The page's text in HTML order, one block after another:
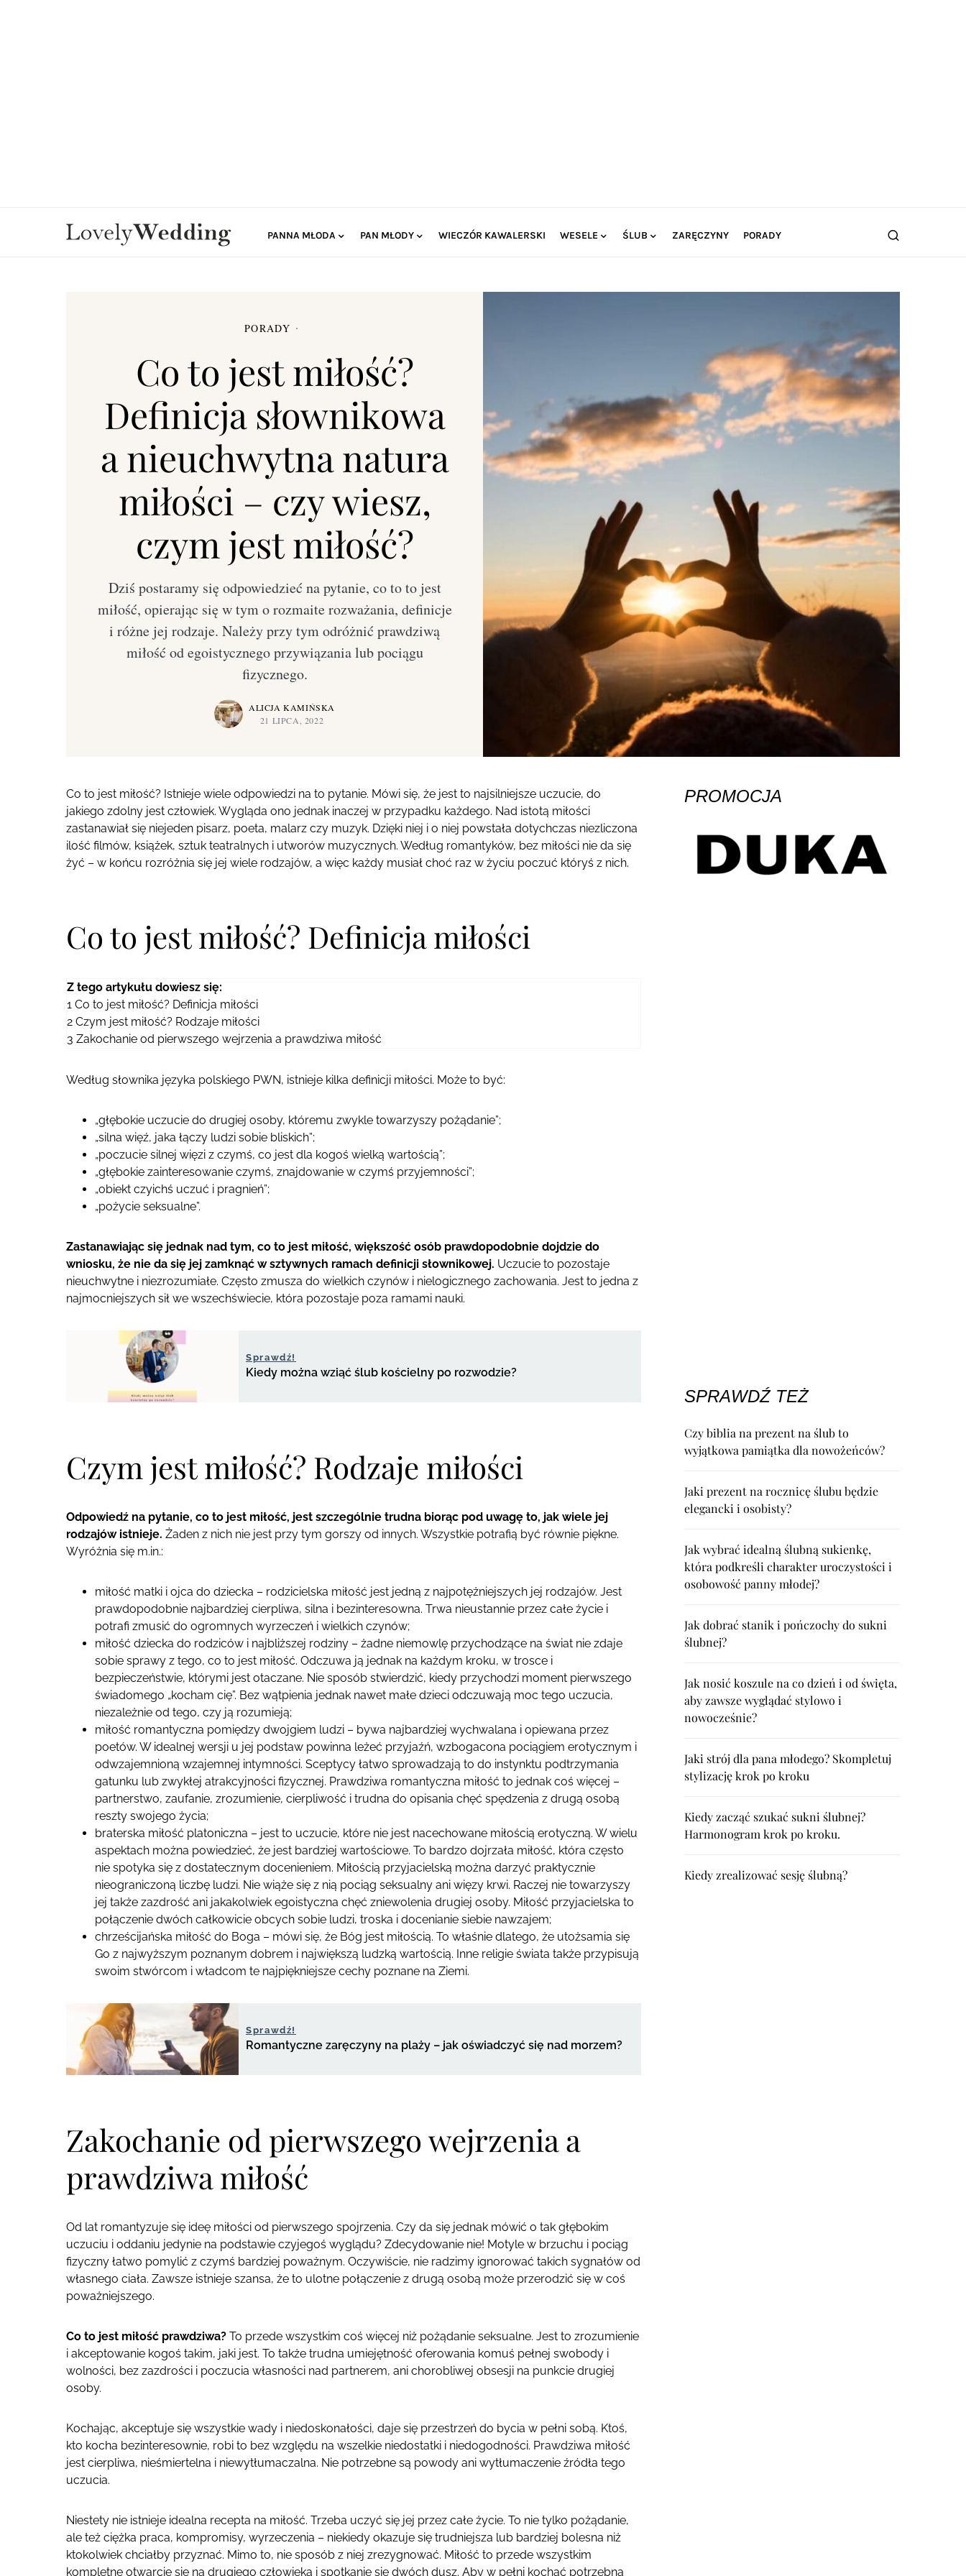
PANNA MŁODA PAN MŁODY WIECZÓR KAWALERSKI WESELE ŚLUB ZARĘCZYNY PORADY
PORADY
Co to jest miłość?
Definicja słownikowa
a nieuchwytna natura
miłości – czy wiesz,
czym jest miłość?
Dziś postaramy się odpowiedzieć na pytanie, co to to jest
miłość, opierając się w tym o rozmaite rozważania, definicje
i różne jej rodzaje. Należy przy tym odróżnić prawdziwą
miłość od egoistycznego przywiązania lub pociągu
fizycznego.
ALICJA KAMIŃSKA
21 LIPCA, 2022
Co to jest miłość? Istnieje wiele odpowiedzi na to pytanie. Mówi się, że jest to najsilniejsze uczucie, do
jakiego zdolny jest człowiek. Wygląda ono jednak inaczej w przypadku każdego. Nad istotą miłości
zastanawiał się niejeden pisarz, poeta, malarz czy muzyk. Dzięki niej i o niej powstała dotychczas niezliczona
ilość filmów, książek, sztuk teatralnych i utworów muzycznych. Według romantyków, bez miłości nie da się
żyć – w końcu rozróżnia się jej wiele rodzajów, a więc każdy musiał choć raz w życiu poczuć któryś z nich.
Co to jest miłość? Definicja miłości
Z tego artykułu dowiesz się:
1 Co to jest miłość? Definicja miłości
2 Czym jest miłość? Rodzaje miłości
3 Zakochanie od pierwszego wejrzenia a prawdziwa miłość
Według słownika języka polskiego PWN, istnieje kilka definicji miłości. Może to być:
„głębokie uczucie do drugiej osoby, któremu zwykle towarzyszy pożądanie”;
„silna więź, jaka łączy ludzi sobie bliskich”;
„poczucie silnej więzi z czymś, co jest dla kogoś wielką wartością”;
„głębokie zainteresowanie czymś, znajdowanie w czymś przyjemności”;
„obiekt czyichś uczuć i pragnień”;
„pożycie seksualne”.
Zastanawiając się jednak nad tym, co to jest miłość, większość osób prawdopodobnie dojdzie do
wniosku, że nie da się jej zamknąć w sztywnych ramach definicji słownikowej. Uczucie to pozostaje
nieuchwytne i niezrozumiałe. Często zmusza do wielkich czynów i nielogicznego zachowania. Jest to jedna z
najmocniejszych sił we wszechświecie, która pozostaje poza ramami nauki.
Sprawdź!
Kiedy można wziąć ślub kościelny po rozwodzie?
Czym jest miłość? Rodzaje miłości
Odpowiedź na pytanie, co to jest miłość, jest szczególnie trudna biorąc pod uwagę to, jak wiele jej
rodzajów istnieje. Żaden z nich nie jest przy tym gorszy od innych. Wszystkie potrafią być równie piękne.
Wyróżnia się m.in.:
miłość matki i ojca do dziecka – rodzicielska miłość jest jedną z najpotężniejszych jej rodzajów. Jest
prawdopodobnie najbardziej cierpliwa, silna i bezinteresowna. Trwa nieustannie przez całe życie i
potrafi zmusić do ogromnych wyrzeczeń i wielkich czynów;
miłość dziecka do rodziców i najbliższej rodziny – żadne niemowlę przychodzące na świat nie zdaje
sobie sprawy z tego, co to jest miłość. Odczuwa ją jednak na każdym kroku, w trosce i
bezpieczeństwie, którymi jest otaczane. Nie sposób stwierdzić, kiedy przychodzi moment pierwszego
świadomego „kocham cię”. Bez wątpienia jednak nawet małe dzieci odczuwają moc tego uczucia,
niezależnie od tego, czy ją rozumieją;
miłość romantyczna pomiędzy dwojgiem ludzi – bywa najbardziej wychwalana i opiewana przez
poetów. W idealnej wersji u jej podstaw powinna leżeć przyjaźń, wzbogacona pociągiem erotycznym i
odwzajemnioną wzajemnej intymności. Sceptycy łatwo sprowadzają to do instynktu podtrzymania
gatunku lub zwykłej atrakcyjności fizycznej. Prawdziwa romantyczna miłość to jednak coś więcej –
partnerstwo, zaufanie, zrozumienie, cierpliwość i trudna do opisania chęć spędzenia z drugą osobą
reszty swojego życia;
braterska miłość platoniczna – jest to uczucie, które nie jest nacechowane miłością erotyczną. W wielu
aspektach można powiedzieć, że jest bardziej wartościowe. To bardzo dojrzała miłość, która często
nie spotyka się z dostatecznym docenieniem. Miłością przyjacielską można darzyć praktycznie
nieograniczoną liczbę ludzi. Nie wiąże się z nią pociąg seksualny ani więzy krwi. Raczej nie towarzyszy
jej także zazdrość ani jakakolwiek egoistyczna chęć zniewolenia drugiej osoby. Miłość przyjacielska to
połączenie dwóch całkowicie obcych sobie ludzi, troska i docenianie siebie nawzajem;
chrześcijańska miłość do Boga – mówi się, że Bóg jest miłością. To właśnie dlatego, że utożsamia się
Go z najwyższym poznanym dobrem i największą ludzką wartością. Inne religie świata także przypisują
swoim stwórcom i władcom te najpiękniejsze cechy poznane na Ziemi.
Sprawdź!
Romantyczne zaręczyny na plaży – jak oświadczyć się nad morzem?
Zakochanie od pierwszego wejrzenia a
prawdziwa miłość
Od lat romantyzuje się ideę miłości od pierwszego spojrzenia. Czy da się jednak mówić o tak głębokim
uczuciu i oddaniu jedynie na podstawie czyjegoś wyglądu? Zdecydowanie nie! Motyle w brzuchu i pociąg
fizyczny łatwo pomylić z czymś bardziej poważnym. Oczywiście, nie radzimy ignorować takich sygnałów od
własnego ciała. Zawsze istnieje szansa, że to ulotne połączenie z drugą osobą może przerodzić się w coś
poważniejszego.
Co to jest miłość prawdziwa? To przede wszystkim coś więcej niż pożądanie seksualne. Jest to zrozumienie
i akceptowanie kogoś takim, jaki jest. To także trudna umiejętność oferowania komuś pełnej swobody i
wolności, bez zazdrości i poczucia własności nad partnerem, ani chorobliwej obsesji na punkcie drugiej
osoby.
Kochając, akceptuje się wszystkie wady i niedoskonałości, daje się przestrzeń do bycia w pełni sobą. Ktoś,
kto kocha bezinteresownie, robi to bez względu na wszelkie niedostatki i niedogodności. Prawdziwa miłość
jest cierpliwa, nieśmiertelna i niewytłumaczalna. Nie potrzebne są powody ani wytłumaczenie źródła tego
uczucia.
Niestety nie istnieje idealna recepta na miłość. Trzeba uczyć się jej przez całe życie. To nie tylko pożądanie,
ale też ciężka praca, kompromisy, wyrzeczenia – niekiedy okazuje się trudniejsza lub bardziej bolesna niż
ktokolwiek chciałby przyznać. Mimo to, nie sposób z niej zrezygnować. Miłość to przede wszystkim
kompletne otwarcie się na drugiego człowieka i spotkanie się dwóch dusz. Aby w pełni kochać potrzebna
PROMOCJA
SPRAWDŹ TEŻ
Czy biblia na prezent na ślub to
wyjątkowa pamiątka dla nowożeńców?
Jaki prezent na rocznicę ślubu będzie
elegancki i osobisty?
Jak wybrać idealną ślubną sukienkę,
która podkreśli charakter uroczystości i
osobowość panny młodej?
Jak dobrać stanik i pończochy do sukni
ślubnej?
Jak nosić koszule na co dzień i od święta,
aby zawsze wyglądać stylowo i
nowocześnie?
Jaki strój dla pana młodego? Skompletuj
stylizację krok po kroku
Kiedy zacząć szukać sukni ślubnej?
Harmonogram krok po kroku.
Kiedy zrealizować sesję ślubną?